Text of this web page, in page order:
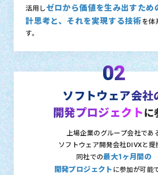
活用しゼロから価値を生み出すため
計思考と、それを実現する技術を体
す。
02
ソフトウェア会社
開発プロジェクト に
上場企業のグループ会社であ
ソフトウェア開発会社DIVXと提
同社での最大1ヶ月間の
開発プロジェクト に参加が可能